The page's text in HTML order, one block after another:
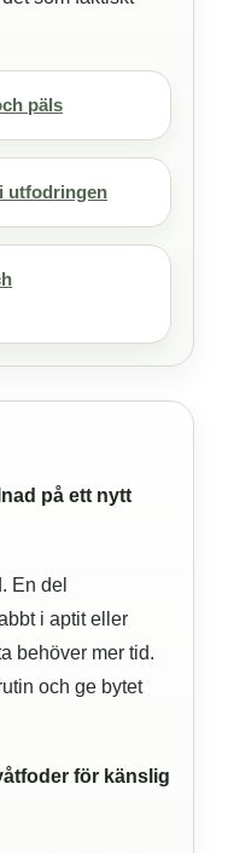
päls
utfodringen
på ett nytt
En del
i aptit eller
behöver mer tid.
och ge bytet
för känslig